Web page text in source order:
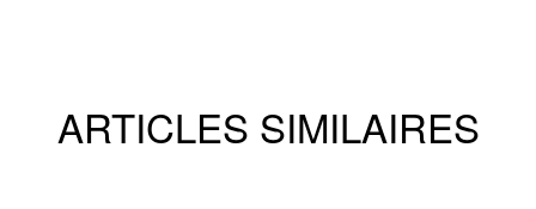
ARTICLES SIMILAIRES